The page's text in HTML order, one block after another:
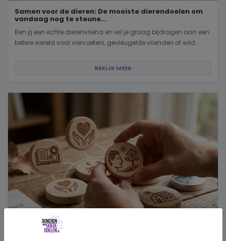
Samen voor de dieren: De mooiste dierendoelen om
vandaag nog te steune...
Ben jij een echte dierenvriend en wil je graag bijdragen aan een
betere wereld voor viervoeters, gevleugelde vrienden of wild...
BEKIJK MEER